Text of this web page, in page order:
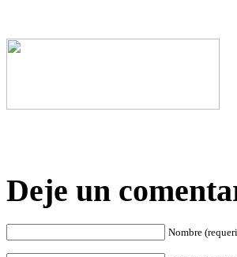
Deje un
Nombre